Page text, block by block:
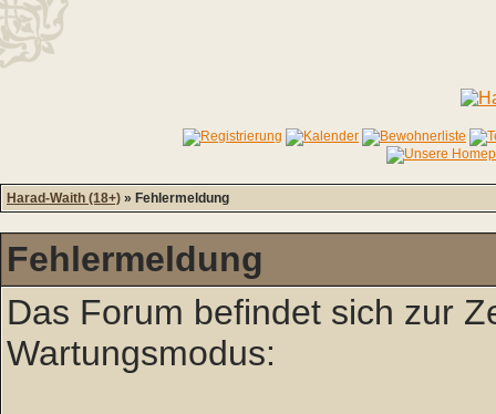
Harad-Waith (18+) » Fehlermeldung
Fehlermeldung
Das Forum befindet sich zur
Wartungsmodus: